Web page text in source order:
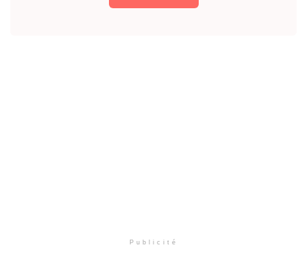
Publicité